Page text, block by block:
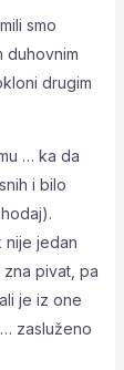
smo
duhovnim
drugim
… ka da
i bilo
nije jedan
pivat, pa
je iz one
zasluženo